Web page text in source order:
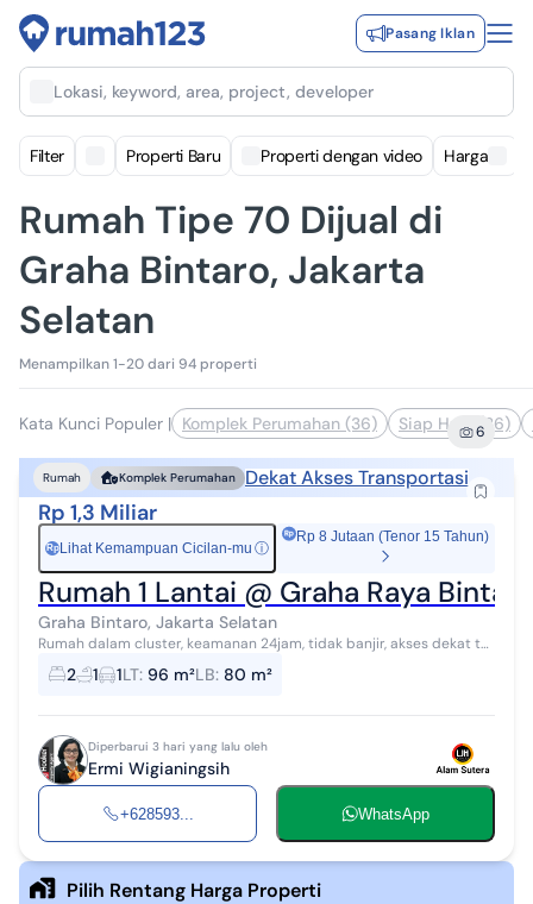
Pasang Iklan
Lokasi, keyword, area, project, developer
Filter Properti Baru Properti dengan video Harga
Rumah Tipe 70 Dijual di
Graha Bintaro, Jakarta
Selatan
Menampilkan 1-20 dari 94 properti
Kata Kunci Populer | Komplek Perumahan (36) Siap Huni (36)
6
Rumah Komplek Perumahan Dekat Akses Transportasi
Rp 1,3 Miliar
Rp Lihat Kemampuan Cicilan-mu ⓘ
Rp 8 Jutaan (Tenor 15 Tahun)
Rumah 1 Lantai @ Graha Raya Bintaro
Graha Bintaro, Jakarta Selatan
Rumah dalam cluster, keamanan 24jam, tidak banjir, akses dekat tol
Jelupang, tol Alam sutera, dekat pasar modern, sekolah, pusat
bisnis
2 1 1LT: 96 m²LB: 80 m²
Diperbarui 3 hari yang lalu oleh
Ermi Wigianingsih
+628593... WhatsApp
Pilih Rentang Harga Properti